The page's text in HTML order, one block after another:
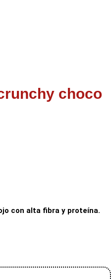
choco
con alta fibra y proteína.